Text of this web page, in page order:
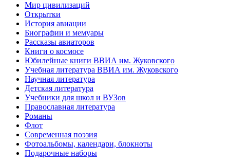
Мир цивилизаций
Открытки
История авиации
Биографии и мемуары
Рассказы авиаторов
Книги о космосе
Юбилейные книги ВВИА им. Жуковского
Учебная литература ВВИА им. Жуковского
Научная литература
Детская литература
Учебники для школ и ВУЗов
Православная литература
Романы
Флот
Современная поэзия
Фотоальбомы, календари, блокноты
Подарочные наборы